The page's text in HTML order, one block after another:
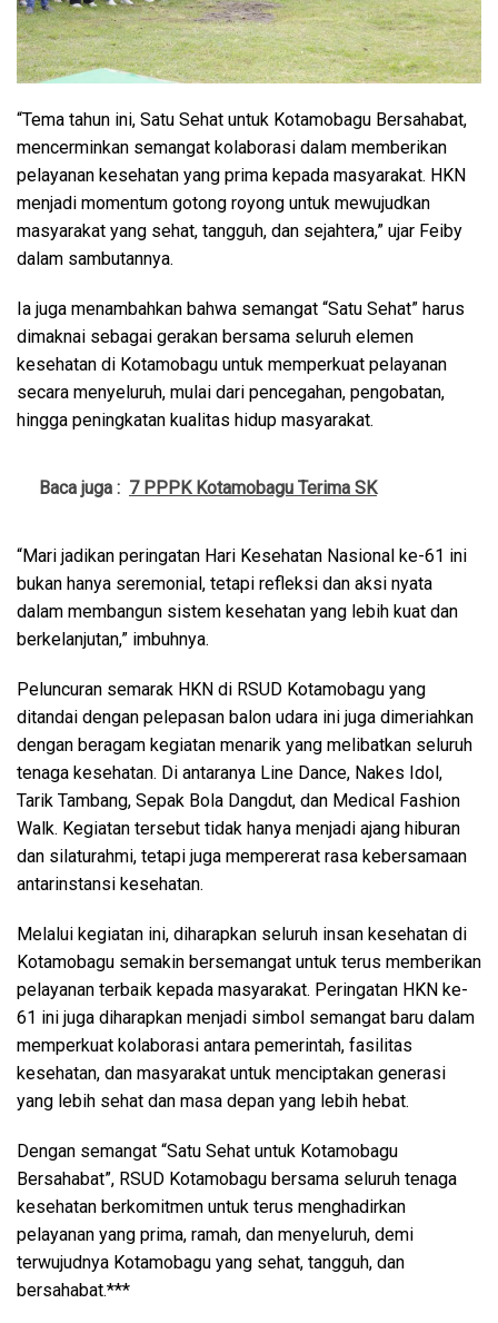
“Tema tahun ini, Satu Sehat untuk Kotamobagu Bersahabat,
mencerminkan semangat kolaborasi dalam memberikan
pelayanan kesehatan yang prima kepada masyarakat. HKN
menjadi momentum gotong royong untuk mewujudkan
masyarakat yang sehat, tangguh, dan sejahtera,” ujar Feiby
dalam sambutannya.
Ia juga menambahkan bahwa semangat “Satu Sehat” harus
dimaknai sebagai gerakan bersama seluruh elemen
kesehatan di Kotamobagu untuk memperkuat pelayanan
secara menyeluruh, mulai dari pencegahan, pengobatan,
hingga peningkatan kualitas hidup masyarakat.
Baca juga : 7 PPPK Kotamobagu Terima SK
“Mari jadikan peringatan Hari Kesehatan Nasional ke-61 ini
bukan hanya seremonial, tetapi refleksi dan aksi nyata
dalam membangun sistem kesehatan yang lebih kuat dan
berkelanjutan,” imbuhnya.
Peluncuran semarak HKN di RSUD Kotamobagu yang
ditandai dengan pelepasan balon udara ini juga dimeriahkan
dengan beragam kegiatan menarik yang melibatkan seluruh
tenaga kesehatan. Di antaranya Line Dance, Nakes Idol,
Tarik Tambang, Sepak Bola Dangdut, dan Medical Fashion
Walk. Kegiatan tersebut tidak hanya menjadi ajang hiburan
dan silaturahmi, tetapi juga mempererat rasa kebersamaan
antarinstansi kesehatan.
Melalui kegiatan ini, diharapkan seluruh insan kesehatan di
Kotamobagu semakin bersemangat untuk terus memberikan
pelayanan terbaik kepada masyarakat. Peringatan HKN ke-
61 ini juga diharapkan menjadi simbol semangat baru dalam
memperkuat kolaborasi antara pemerintah, fasilitas
kesehatan, dan masyarakat untuk menciptakan generasi
yang lebih sehat dan masa depan yang lebih hebat.
Dengan semangat “Satu Sehat untuk Kotamobagu
Bersahabat”, RSUD Kotamobagu bersama seluruh tenaga
kesehatan berkomitmen untuk terus menghadirkan
pelayanan yang prima, ramah, dan menyeluruh, demi
terwujudnya Kotamobagu yang sehat, tangguh, dan
bersahabat.***